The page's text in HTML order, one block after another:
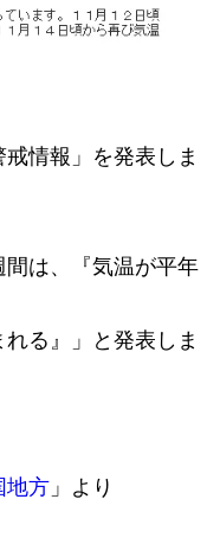
戒情報」を発表しま
間は、『気温が平年
る』」と発表しま
地方 」より